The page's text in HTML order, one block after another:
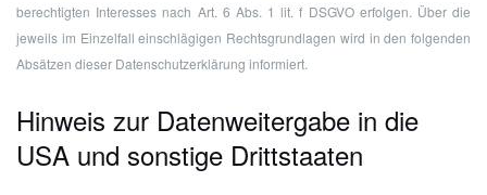
berechtigten Interesses nach Art. 6 Abs. 1 lit. f DSGVO erfolgen. Über die
jeweils im Einzelfall einschlägigen Rechtsgrundlagen wird in den folgenden
Absätzen dieser Datenschutzerklärung informiert.
Hinweis zur Datenweitergabe in die
USA und sonstige Drittstaaten